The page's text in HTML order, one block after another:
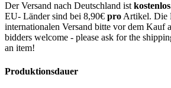
Der Versand nach Deutschland ist
EU- Länder sind bei 8,90€ pro Artikel. Die
internationalen Versand bitte vor dem Kauf
bidders welcome - please ask for the
an item!
Produktionsdauer